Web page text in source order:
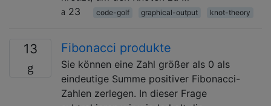
23
code-golf graphical-output knot-theory
13 Fibonacci produkte
Sie können eine Zahl größer als 0 als
eindeutige Summe positiver Fibonacci-
Zahlen zerlegen. In dieser Frage